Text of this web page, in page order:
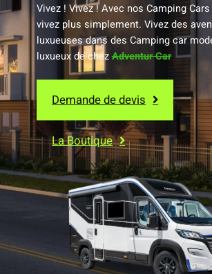
Vivez ! Vivez ! Avec nos Camping
vivez plus simplement. Vivez des
luxueuses dans des Camping car
luxueux de chezAdventur Car
Demande de devis
La Boutique